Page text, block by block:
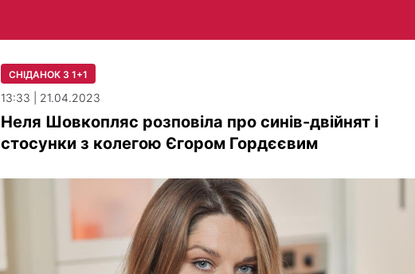
СНІДАНОК З 1+1
13:33 | 21.04.2023
Неля Шовкопляс розповіла про синів-двійнят і
стосунки з колегою Єгором Гордєєвим